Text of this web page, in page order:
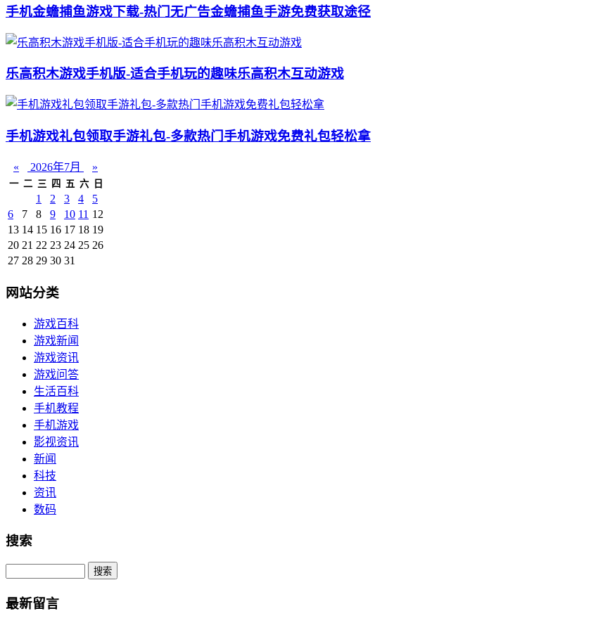
手机金蟾捕鱼游戏下载-热门无广告金蟾捕鱼手游免费获取途径
乐高积木游戏手机版-适合手机玩的趣味乐高积木互动游戏
手机游戏礼包领取手游礼包-多款热门手机游戏免费礼包轻松拿
« 2026年7月 »
一 二 三 四 五 六 日
1 2 3 4
5
6
7 8 9 10 11 12
13 14 15 16 17 18 19
20 21 22 23 24 25 26
27 28 29 30 31
网站分类
游戏百科
游戏新闻
游戏资讯
游戏问答
生活百科
手机教程
手机游戏
影视资讯
新闻
科技
资讯
数码
搜索
Search
最新留言